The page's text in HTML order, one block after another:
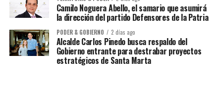
Camilo Noguera Abello, el samario que asumirá
la dirección del partido Defensores de la Patria
PODER & GOBIERNO 2 días ago
Alcalde Carlos Pinedo busca respaldo del
Gobierno entrante para destrabar proyectos
estratégicos de Santa Marta